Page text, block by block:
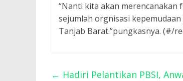
“Nanti kita akan
sejumlah orgnisasi
Tanjab Barat.”pungkasnya. (#/
← Hadiri Pelantikan PBSI,